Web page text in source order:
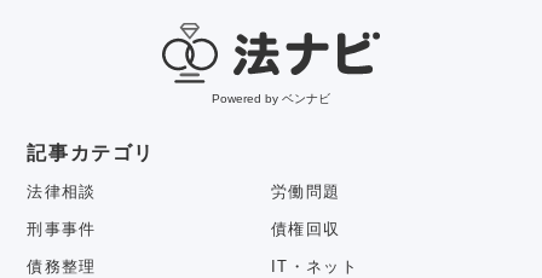
Powered by ベンナビ
記事カテゴリ
法律相談 労働問題
刑事事件 債権回収
債務整理 IT・ネット